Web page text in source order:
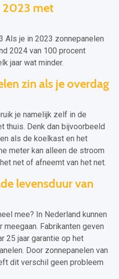
2023 met
Als je in 2023 zonnepanelen
2024 van 100 procent
jaar wat minder.
zin als je overdag
je namelijk zelf in de
thuis. Denk dan bijvoorbeeld
als de koelkast en het
meter kan alleen de stroom
net of afneemt van het net.
levensduur van
mee? In Nederland kunnen
Fabrikanten geven
25 jaar garantie op het
Door zonnepanelen van
dit verschil geen probleem